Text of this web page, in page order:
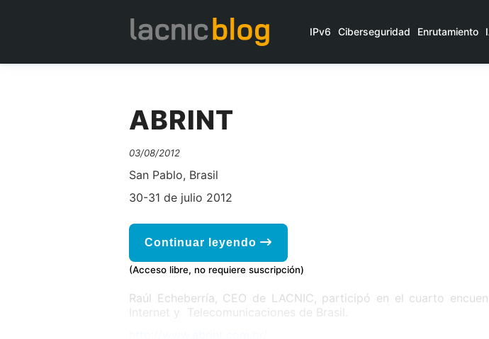
IPv6 Ciberseguridad Enrutamiento
ABRINT
03/08/2012
San Pablo, Brasil
30-31 de julio 2012
Continuar leyendo
(Acceso libre, no requiere suscripción)
Raúl Echeberría, CEO de LACNIC, participó en el cuarto
Internet y Telecomunicaciones de Brasil.